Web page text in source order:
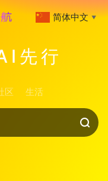
先行
区 生活
简体中文 ▼